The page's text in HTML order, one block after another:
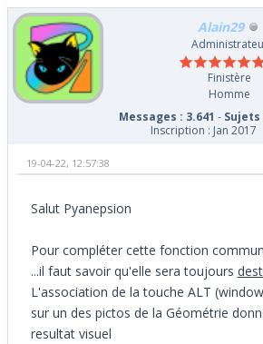
Alain29
Finistère
Homme
Messages : 3.641 - Sujets
Inscription : Jan 2017
19-04-22, 12:57:38
Salut Pyanepsion
Pour compléter cette fonction
...il faut savoir qu'elle sera toujours
L'association de la touche ALT
sur un des pictos de la Géométrie
resultat visuel